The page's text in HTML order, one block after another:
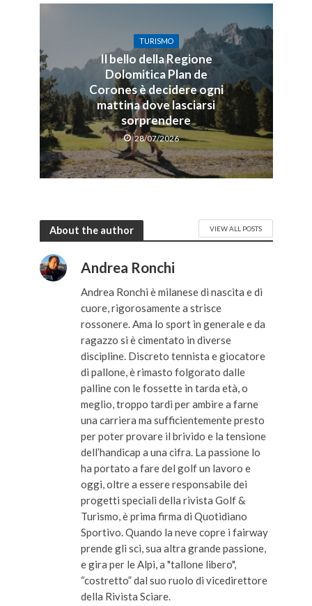
TURISMO
Il bello della Regione
Dolomitica Plan de
Corones è decidere ogni
mattina dove lasciarsi
sorprendere
28/07/2026
About the author VIEW ALL POSTS
Andrea Ronchi
Andrea Ronchi è milanese di nascita e di
cuore, rigorosamente a strisce
rossonere. Ama lo sport in generale e da
ragazzo si è cimentato in diverse
discipline. Discreto tennista e giocatore
di pallone, è rimasto folgorato dalle
palline con le fossette in tarda età, o
meglio, troppo tardi per ambire a farne
una carriera ma sufficientemente presto
per poter provare il brivido e la tensione
dell’handicap a una cifra. La passione lo
ha portato a fare del golf un lavoro e
oggi, oltre a essere responsabile dei
progetti speciali della rivista Golf &
Turismo, è prima firma di Quotidiano
Sportivo. Quando la neve copre i fairway
prende gli sci, sua altra grande passione,
e gira per le Alpi, a "tallone libero",
“costretto” dal suo ruolo di vicedirettore
della Rivista Sciare.